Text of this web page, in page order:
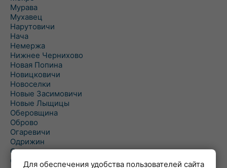
Мурава
Мухавец
Нарутовичи
Нача
Немержа
Нижнее Чернихово
Новая Попина
Новицковичи
Новоселки
Новые Засимовичи
Новые Лыщицы
Оберовщина
Оброво
Огаревичи
Одрижин
Оздамичи
ОзятыДля обеспечения удобства пользователей сайта